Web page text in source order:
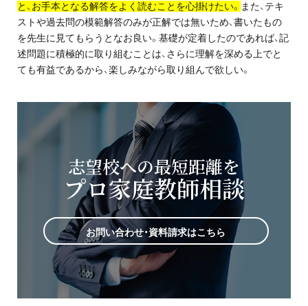
と、お手本となる解答をよく読むことを心掛けたい。 また、テキ
ストや過去問の模範解答のみが正解では無いため、書いたもの
を先生に見てもらうとなお良い。基礎が定着したのであれば、記
述問題に積極的に取り組むことは、さらに理解を深める上でと
ても有益であるから、楽しみながら取り組んで欲しい。
志望校への最短距離を
プロ家庭教師相談
お問い合わせ・資料請求はこちら